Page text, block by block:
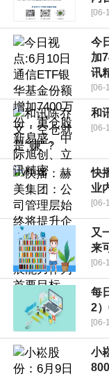
[06-
今
加
讯
[06-
和
[06-
快
业
[06-
又
来
[06-
每
2
[06-
小